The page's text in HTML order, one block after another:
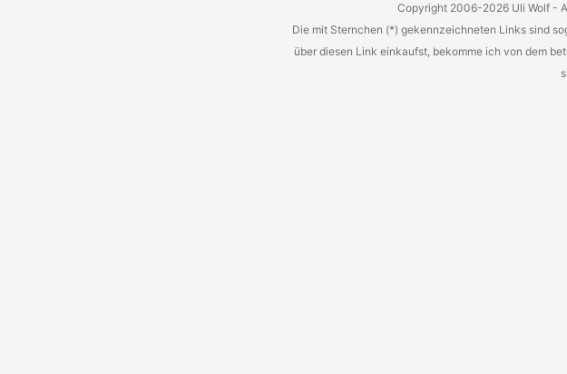
Copyright 2006-2026 Uli Wolf -
Die mit Sternchen (*) gekennzeichneten Links sind
über diesen Link einkaufst, bekomme ich von dem